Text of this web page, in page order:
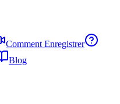
Comment Enregistrer
Blog